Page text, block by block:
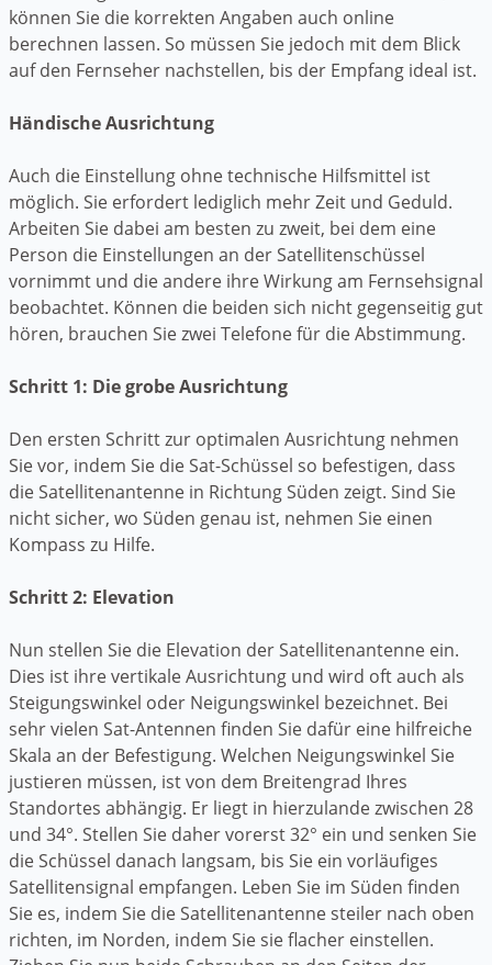
können Sie die korrekten Angaben auch online
berechnen lassen. So müssen Sie jedoch mit dem Blick
auf den Fernseher nachstellen, bis der Empfang ideal ist.
Händische Ausrichtung
Auch die Einstellung ohne technische Hilfsmittel ist
möglich. Sie erfordert lediglich mehr Zeit und Geduld.
Arbeiten Sie dabei am besten zu zweit, bei dem eine
Person die Einstellungen an der Satellitenschüssel
vornimmt und die andere ihre Wirkung am Fernsehsignal
beobachtet. Können die beiden sich nicht gegenseitig gut
hören, brauchen Sie zwei Telefone für die Abstimmung.
Schritt 1: Die grobe Ausrichtung
Den ersten Schritt zur optimalen Ausrichtung nehmen
Sie vor, indem Sie die Sat-Schüssel so befestigen, dass
die Satellitenantenne in Richtung Süden zeigt. Sind Sie
nicht sicher, wo Süden genau ist, nehmen Sie einen
Kompass zu Hilfe.
Schritt 2: Elevation
Nun stellen Sie die Elevation der Satellitenantenne ein.
Dies ist ihre vertikale Ausrichtung und wird oft auch als
Steigungswinkel oder Neigungswinkel bezeichnet. Bei
sehr vielen Sat-Antennen finden Sie dafür eine hilfreiche
Skala an der Befestigung. Welchen Neigungswinkel Sie
justieren müssen, ist von dem Breitengrad Ihres
Standortes abhängig. Er liegt in hierzulande zwischen 28
und 34°. Stellen Sie daher vorerst 32° ein und senken Sie
die Schüssel danach langsam, bis Sie ein vorläufiges
Satellitensignal empfangen. Leben Sie im Süden finden
Sie es, indem Sie die Satellitenantenne steiler nach oben
richten, im Norden, indem Sie sie flacher einstellen.